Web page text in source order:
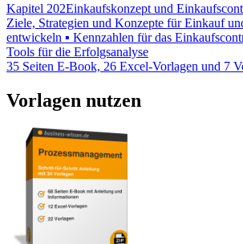
Kapitel 202Einkaufskonzept und
Ziele, Strategien und Konzepte für Einkauf
entwickeln ▪ Kennzahlen für das
Tools für die Erfolgsanalyse
35 Seiten E-Book, 26 Excel-Vorlagen und 7
Vorlagen nutzen